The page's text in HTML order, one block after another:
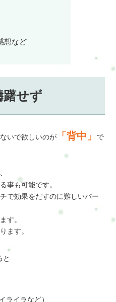
想など
躇せず
いで欲しいのが 「背中」
で
事も可能です。
で効果をだすのに難しいパー
す。
ます。
と
ライラなど）